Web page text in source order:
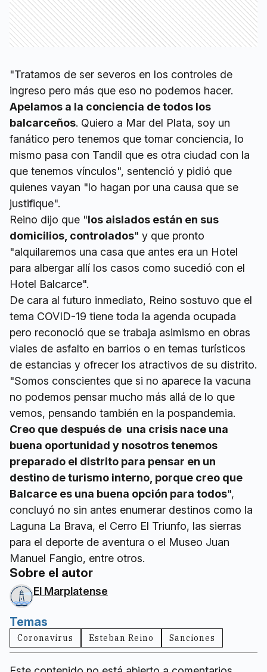
"Tratamos de ser severos en los controles de
ingreso pero más que eso no podemos hacer.
Apelamos a la conciencia de todos los
balcarceños. Quiero a Mar del Plata, soy un
fanático pero tenemos que tomar conciencia, lo
mismo pasa con Tandil que es otra ciudad con la
que tenemos vínculos", sentenció y pidió que
quienes vayan "lo hagan por una causa que se
justifique".
Reino dijo que "los aislados están en sus
domicilios, controlados" y que pronto
"alquilaremos una casa que antes era un Hotel
para albergar allí los casos como sucedió con el
Hotel Balcarce".
De cara al futuro inmediato, Reino sostuvo que el
tema COVID-19 tiene toda la agenda ocupada
pero reconoció que se trabaja asimismo en obras
viales de asfalto en barrios o en temas turísticos
de estancias y ofrecer los atractivos de su distrito.
"Somos conscientes que si no aparece la vacuna
no podemos pensar mucho más allá de lo que
vemos, pensando también en la pospandemia.
Creo que después de una crisis nace una
buena oportunidad y nosotros tenemos
preparado el distrito para pensar en un
destino de turismo interno, porque creo que
Balcarce es una buena opción para todos",
concluyó no sin antes enumerar destinos como la
Laguna La Brava, el Cerro El Triunfo, las sierras
para el deporte de aventura o el Museo Juan
Manuel Fangio, entre otros.
Sobre el autor
El Marplatense
Temas
Coronavirus Esteban Reino Sanciones